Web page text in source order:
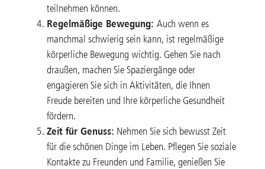
teilnehmen können.
Regelmäßige Bewegung: Auch wenn es
manchmal schwierig sein kann, ist regelmäßige
körperliche Bewegung wichtig. Gehen Sie nach
draußen, machen Sie Spaziergänge oder
engagieren Sie sich in Aktivitäten, die Ihnen
Freude bereiten und Ihre körperliche Gesundheit
fördern.
Zeit für Genuss: Nehmen Sie sich bewusst Zeit
für die schönen Dinge im Leben. Pflegen Sie soziale
Kontakte zu Freunden und Familie, genießen Sie